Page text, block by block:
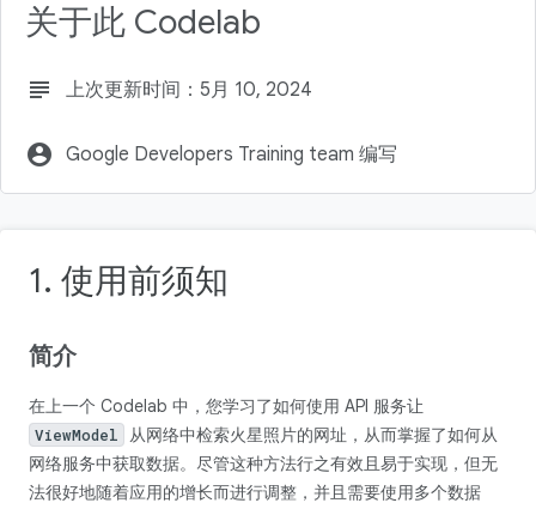
构建内容
关于此 Codelab
subject 上次更新时间：5月 10, 2024
account_circle Google Developers Training team 编写
1. 使用前须知
简介
在上一个 Codelab 中，您学习了如何使用 API 服务让
ViewModel
从网络中检索火星照片的网址，从而掌握了如何从
网络服务中获取数据。尽管这种方法行之有效且易于实现，但无
法很好地随着应用的增长而进行调整，并且需要使用多个数据